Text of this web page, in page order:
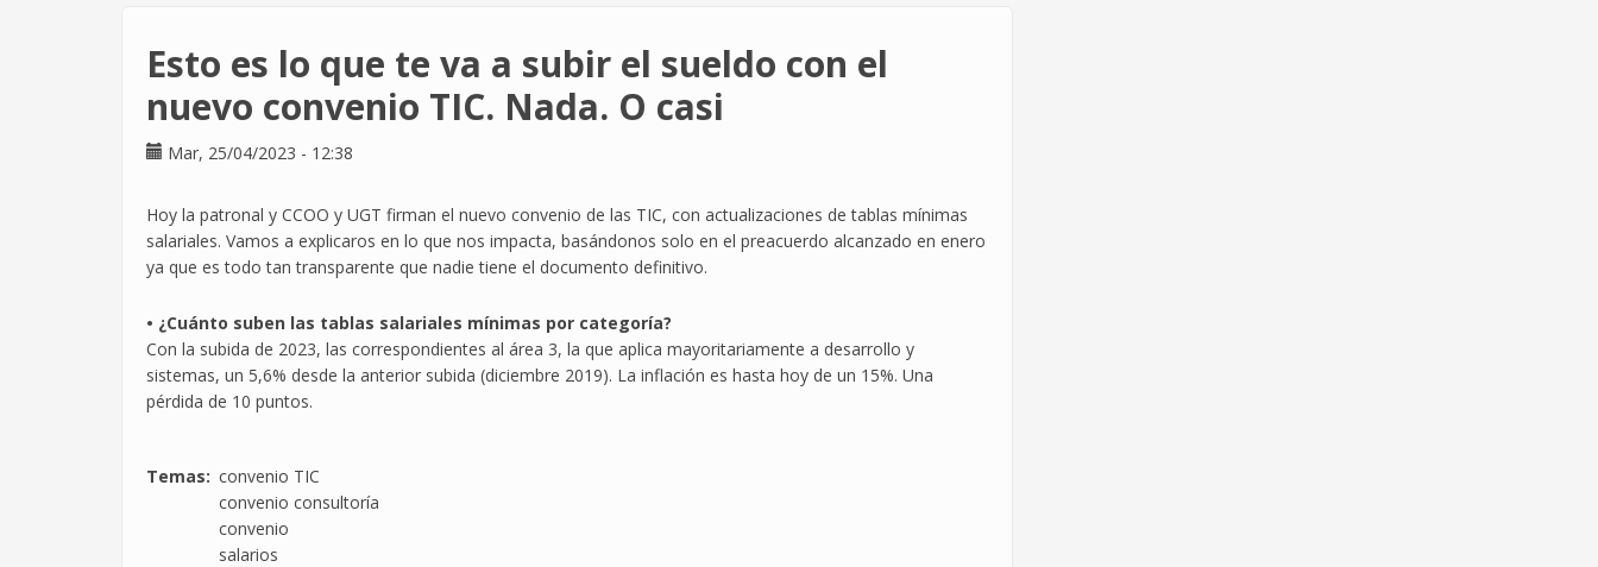
soluciones
el
TIC
Esto es lo que te va a subir el sueldo con el
nuevo convenio TIC. Nada. O casi
Mar, 25/04/2023 - 12:38
Hoy la patronal y CCOO y UGT firman el nuevo convenio de las TIC, con actualizaciones de tablas mínimas
salariales. Vamos a explicaros en lo que nos impacta, basándonos solo en el preacuerdo alcanzado en enero
ya que es todo tan transparente que nadie tiene el documento definitivo.
• ¿Cuánto suben las tablas salariales mínimas por categoría?
Con la subida de 2023, las correspondientes al área 3, la que aplica mayoritariamente a desarrollo y
sistemas, un 5,6% desde la anterior subida (diciembre 2019). La inflación es hasta hoy de un 15%. Una
pérdida de 10 puntos.
Temas
convenio TIC
convenio consultoría
convenio
salarios